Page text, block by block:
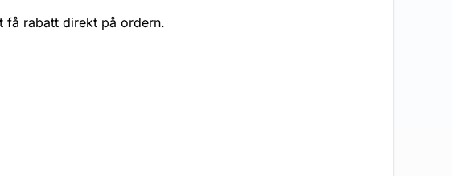
få rabatt direkt på ordern.